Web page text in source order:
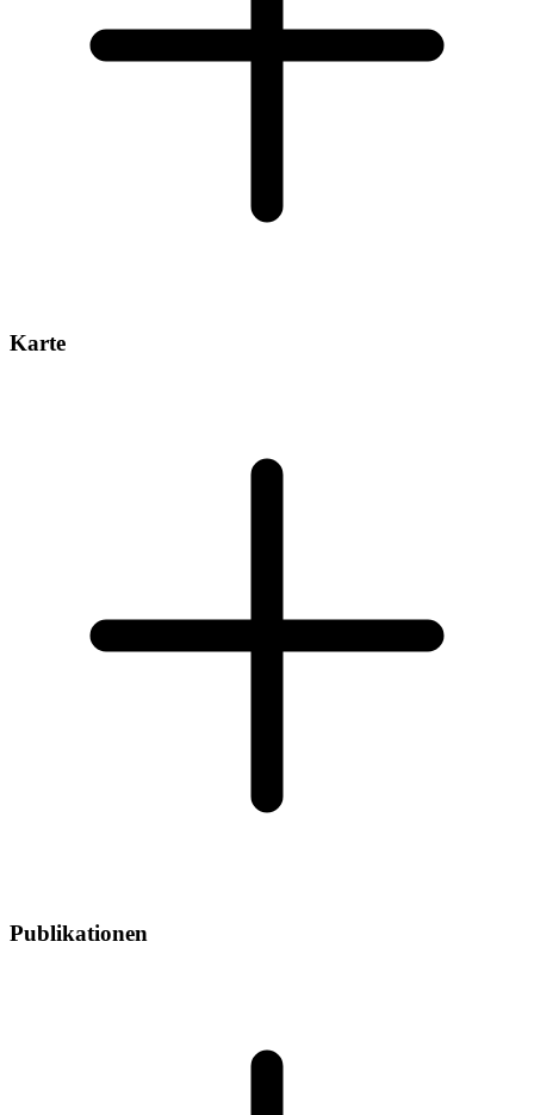
Karte
Publikationen